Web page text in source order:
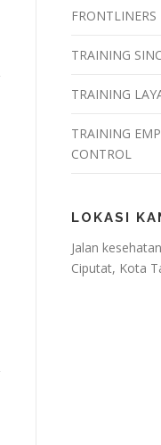
FRONTLINERS
TRAINING
TRAINING
TRAINING
CONTROL
LOKASI
Jalan
Ciputat, Kota